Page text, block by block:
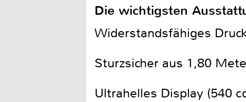
Die wichtigsten
Widerstandsfähiges
Sturzsicher aus 1,80
Ultrahelles Display (540